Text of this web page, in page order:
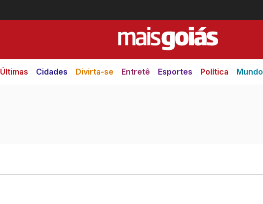
Últimas Cidades Divirta-se Entretê Esportes Política Mundo